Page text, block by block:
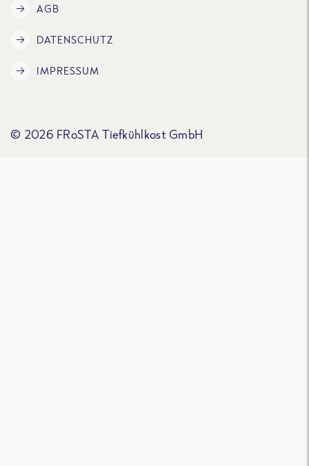
AGB
DATENSCHUTZ
IMPRESSUM
© 2026 FRoSTA Tiefkühlkost GmbH